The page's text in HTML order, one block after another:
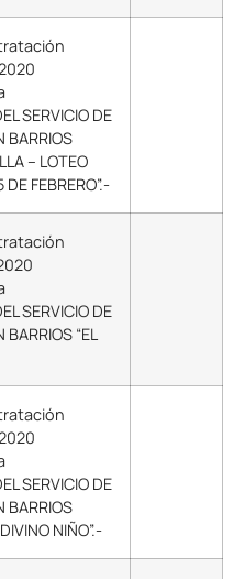
SERVICIO DE
BARRIOS
– LOTEO
FEBRERO”.-
SERVICIO DE
BARRIOS “EL
SERVICIO DE
BARRIOS
NIÑO”.-